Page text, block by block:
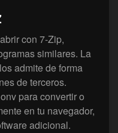
con 7-Zip,
similares. La
admite de forma
de terceros.
para convertir o
en tu navegador,
adicional.